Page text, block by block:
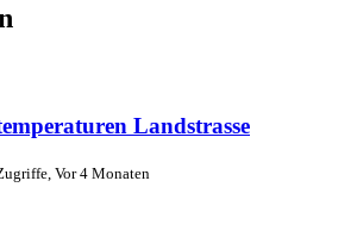
Landstrasse
Vor 4 Monaten